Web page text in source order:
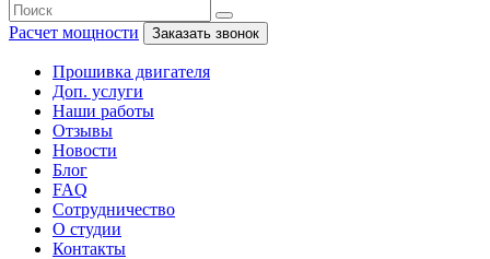
Расчет мощности Заказать звонок
Прошивка двигателя
Доп. услуги
Наши работы
Отзывы
Новости
Блог
FAQ
Сотрудничество
О студии
Контакты